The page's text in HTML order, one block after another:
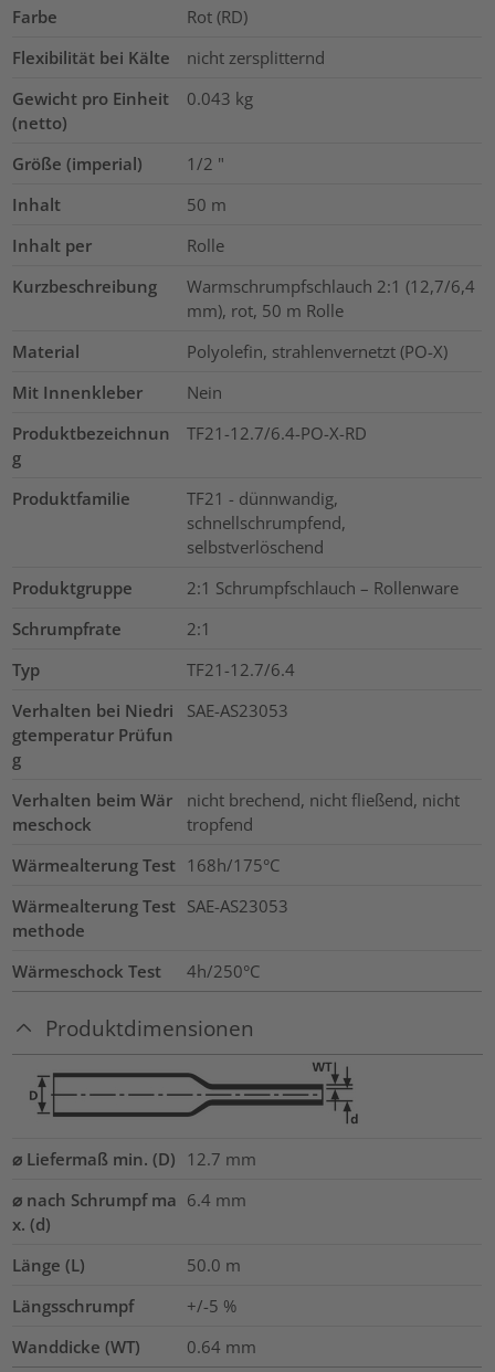
Farbe
Rot (RD)
Flexibilität bei Kälte
nicht zersplitternd
Gewicht pro Einheit
(netto)
0.043 kg
Größe (imperial) 1/2 "
Inhalt
50 m
Inhalt per
Rolle
Kurzbeschreibung
Warmschrumpfschlauch 2:1 (12,7/6,4
mm), rot, 50 m Rolle
Material
Polyolefin, strahlenvernetzt (PO-X)
Mit Innenkleber
Nein
Produktbezeichnun
g
TF21-12.7/6.4-PO-X-RD
Produktfamilie
TF21 - dünnwandig,
schnellschrumpfend,
selbstverlöschend
Produktgruppe
2:1 Schrumpfschlauch – Rollenware
Schrumpfrate
2:1
Typ
TF21-12.7/6.4
Verhalten bei Niedri
gtemperatur Prüfun
g
SAE-AS23053
Verhalten beim Wär
meschock
nicht brechend, nicht fließend, nicht
tropfend
Wärmealterung Test 168h/175°C
Wärmealterung Test
methode
SAE-AS23053
Wärmeschock Test 4h/250°C
Produktdimensionen
⌀ Liefermaß min. (D) 12.7 mm
⌀ nach Schrumpf ma
x. (d)
6.4 mm
Länge (L) 50.0 m
Längsschrumpf
+/-5 %
Wanddicke (WT)
0.64 mm